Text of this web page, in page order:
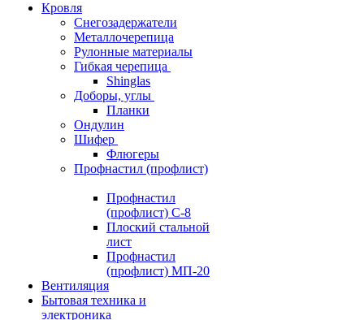
Кровля
Снегозадержатели
Металлочерепица
Рулонные материалы
Гибкая черепица
Shinglas
Доборы, углы
Планки
Ондулин
Шифер
Флюгеры
Профнастил (профлист)
Профнастил
(профлист) С-8
Плоский стальной
лист
Профнастил
(профлист) МП-20
Вентиляция
Бытовая техника и
электроника